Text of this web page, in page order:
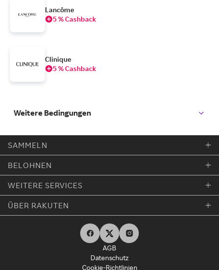
Lancôme
5 % Cashback
Clinique
5 % Cashback
Weitere Bedingungen
SAMMELN
BELOHNEN
WEITERE SERVICES
ÜBER RAKUTEN
AGB
Datenschutz
Cookie-Richtlinien